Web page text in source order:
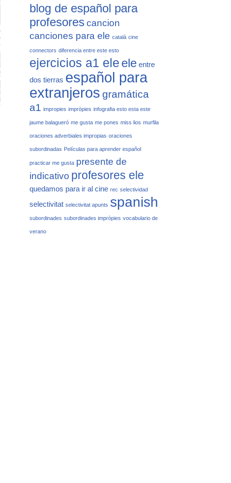
blog de español para
profesores cancion
canciones para ele català cine
connectors diferencia entre este esto
ejercicios a1 ele ele entre
dos tierras español para
extranjeros gramática
a1 impropies impròpies infografia esto esta este
jaume balagueró me gusta me pones miss lios murfila
oraciones adverbiales impropias oraciones
subordinadas Películas para aprender español
practicar me gusta presente de
indicativo profesores ele
quedamos para ir al cine rec selectividad
selectivitat selectivitat apunts spanish
subordinades subordinades impròpies vocabulario de
verano